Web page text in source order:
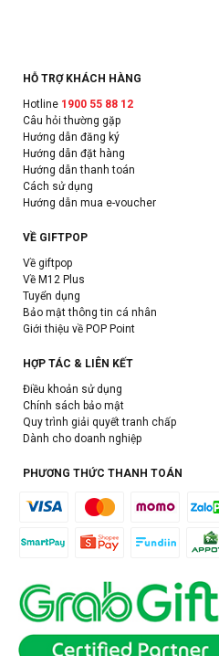
HỖ TRỢ KHÁCH HÀNG
Hotline 1900 55 88 12
Câu hỏi thường gặp
Hướng dẫn đăng ký
Hướng dẫn đặt hàng
Hướng dẫn thanh toán
Cách sử dụng
Hướng dẫn mua e-voucher
VỀ GIFTPOP
Về giftpop
Về M12 Plus
Tuyển dụng
Bảo mật thông tin cá nhân
Giới thiệu về POP Point
HỢP TÁC & LIÊN KẾT
Điều khoản sử dụng
Chính sách bảo mật
Quy trình giải quyết tranh chấp
Dành cho doanh nghiệp
PHƯƠNG THỨC THANH TOÁN